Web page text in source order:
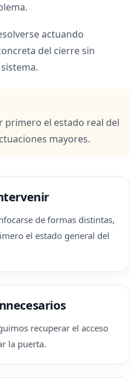
actuando
del cierre sin
primero el estado real del
mayores.
de formas distintas,
el estado general del
recuperar el acceso
la puerta.